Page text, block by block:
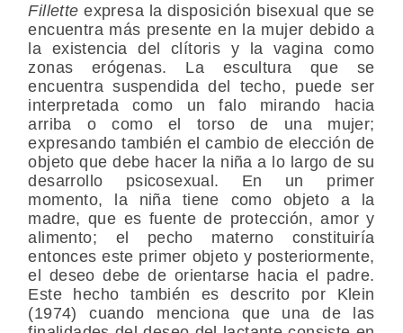
Fillette expresa la disposición bisexual que se
encuentra más presente en la mujer debido a
la existencia del clítoris y la vagina como
zonas erógenas. La escultura que se
encuentra suspendida del techo, puede ser
interpretada como un falo mirando hacia
arriba o como el torso de una mujer;
expresando también el cambio de elección de
objeto que debe hacer la niña a lo largo de su
desarrollo psicosexual. En un primer
momento, la niña tiene como objeto a la
madre, que es fuente de protección, amor y
alimento; el pecho materno constituiría
entonces este primer objeto y posteriormente,
el deseo debe de orientarse hacia el padre.
Este hecho también es descrito por Klein
(1974) cuando menciona que una de las